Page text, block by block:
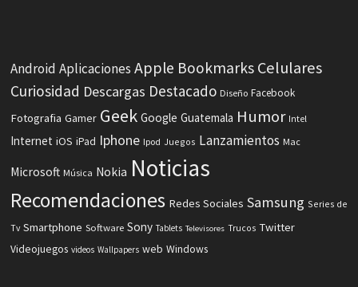
Android Aplicaciones Apple Bookmarks Celulares
Curiosidad Descargas Destacado Diseño Facebook
Fotografia Gamer Geek Google Guatemala Humor Intel
Internet iOS iPad Iphone Ipod Juegos Lanzamientos Mac
Microsoft Música Nokia Noticias
Recomendaciones Redes Sociales Samsung Series de
Tv Smartphone Software Sony Tablets Televisores Trucos Twitter
Videojuegos videos Wallpapers web Windows